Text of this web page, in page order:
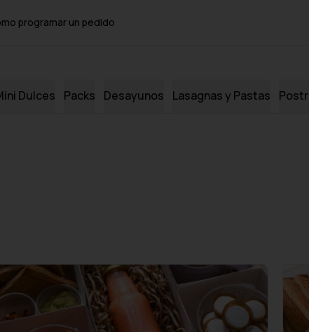
programar un pedido
Dulces Packs Desayunos Lasagnas y Pastas